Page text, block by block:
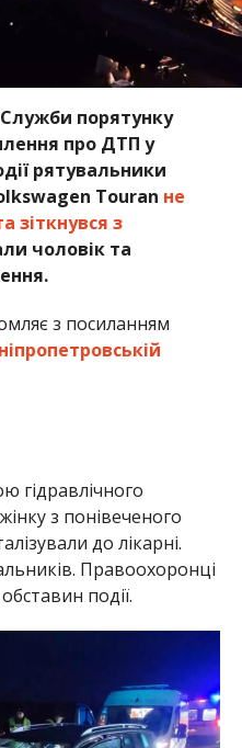
порятунку
про ДТП у
рятувальники
Touran не
зіткнувся з
чоловік та
з посиланням
гідравлічного
з понівеченого
до лікарні.
Правоохоронці
події.